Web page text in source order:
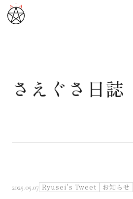
武道と医道
さえぐさ日誌
さえぐさ日誌
2025.05.07 Ryusei's Tweet お知らせ